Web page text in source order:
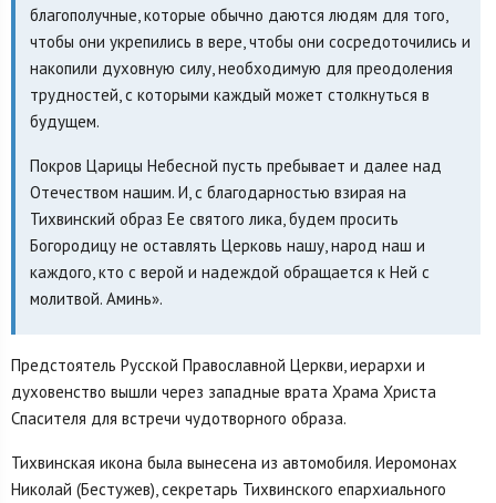
благополучные, которые обычно даются людям для того,
чтобы они укрепились в вере, чтобы они сосредоточились и
накопили духовную силу, необходимую для преодоления
трудностей, с которыми каждый может столкнуться в
будущем.
Покров Царицы Небесной пусть пребывает и далее над
Отечеством нашим. И, с благодарностью взирая на
Тихвинский образ Ее святого лика, будем просить
Богородицу не оставлять Церковь нашу, народ наш и
каждого, кто с верой и надеждой обращается к Ней с
молитвой. Аминь».
Предстоятель Русской Православной Церкви, иерархи и
духовенство вышли через западные врата Храма Христа
Спасителя для встречи чудотворного образа.
Тихвинская икона была вынесена из автомобиля. Иеромонах
Николай (Бестужев), секретарь Тихвинского епархиального